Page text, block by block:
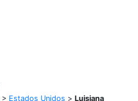
> Estados Unidos > Luisiana